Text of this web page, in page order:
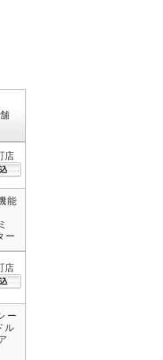
店
能
ー
店
ー
ル